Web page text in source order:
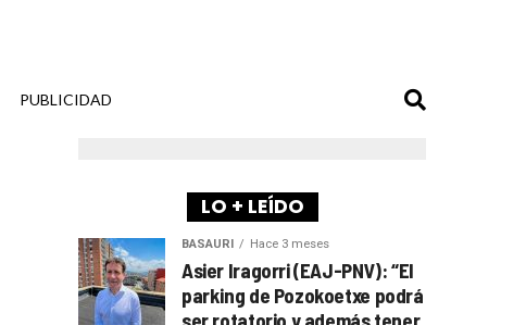
PUBLICIDAD
LO + LEÍDO
BASAURI Hace 3 meses
Asier Iragorri (EAJ-PNV): “El
parking de Pozokoetxe podrá
ser rotatorio y además tener